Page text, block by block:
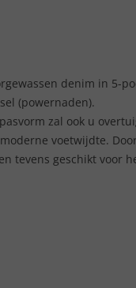
denim in 5-
(powernaden).
zal ook u
voetwijdte.
tevens geschikt voor